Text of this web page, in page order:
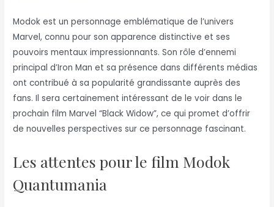
Modok est un personnage emblématique de l’univers
Marvel, connu pour son apparence distinctive et ses
pouvoirs mentaux impressionnants. Son rôle d’ennemi
principal d’Iron Man et sa présence dans différents médias
ont contribué à sa popularité grandissante auprès des
fans. Il sera certainement intéressant de le voir dans le
prochain film Marvel “Black Widow”, ce qui promet d’offrir
de nouvelles perspectives sur ce personnage fascinant.
Les attentes pour le film Modok
Quantumania